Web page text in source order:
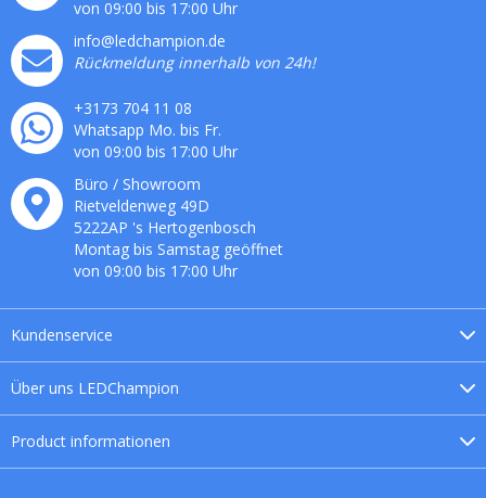
Über uns LEDChampion
Product informationen
Kundenservice
von 09:00 bis 17:00 Uhr
info@ledchampion.de
Rückmeldung innerhalb von 24h!
+3173 704 11 08
Whatsapp Mo. bis Fr.
von 09:00 bis 17:00 Uhr
Büro / Showroom
Rietveldenweg 49D
5222AP 's Hertogenbosch
Montag bis Samstag geöffnet
von 09:00 bis 17:00 Uhr